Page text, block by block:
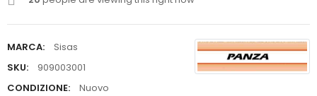
MARCA:
Sisas
SKU:
909003001
CONDIZIONE:
Nuovo